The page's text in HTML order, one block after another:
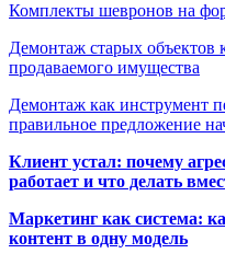
Комплекты шевронов на
Демонтаж старых объектов
продаваемого имущества
Демонтаж как инструмент
правильное предложение
Клиент устал: почему
работает и что делать
Маркетинг как система:
контент в одну модель